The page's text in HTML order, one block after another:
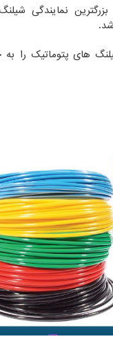
نمایندگی
های پتوماتیک را